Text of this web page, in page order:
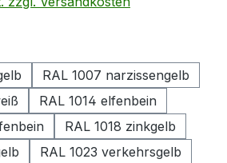
RAL 1007 narzissengelb
RAL 1014 elfenbein
RAL 1018 zinkgelb
RAL 1023 verkehrsgelb